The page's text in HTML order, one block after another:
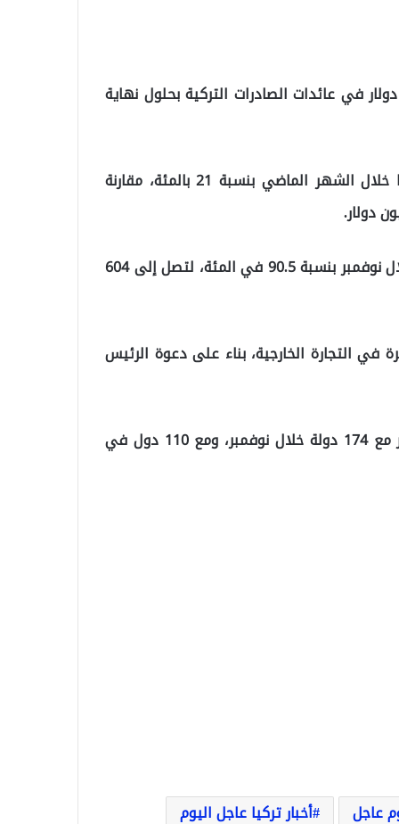
بلادها التامة ببلوغ مستوى الـ 170 مليار دولار في عائدات الصادرات التركية بحلول نهاية
وفيما يتعلق بالواردات، أشارت بكجان إلى تراجع قيمتها خلال الشهر الماضي بنسبة 21 بالمئة، مقارنة
وأكدت الوزير التركية تراجع عجز التجارة الخارجية لتركيا خلال نوفمبر بنسبة 90.5 في المئة، لتصل إلى 604
في التجارة الخارجية، بناء على دعوة الرئيس
وأوضحت أن تركيا استخدمت الليرة في معاملات التصدير مع 174 دولة خلال نوفمبر، ومع 110 دول في
عاجل
أخبار تركيا عاجل اليوم